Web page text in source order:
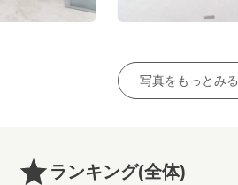
写真をもっとみる
ランキング(全体)